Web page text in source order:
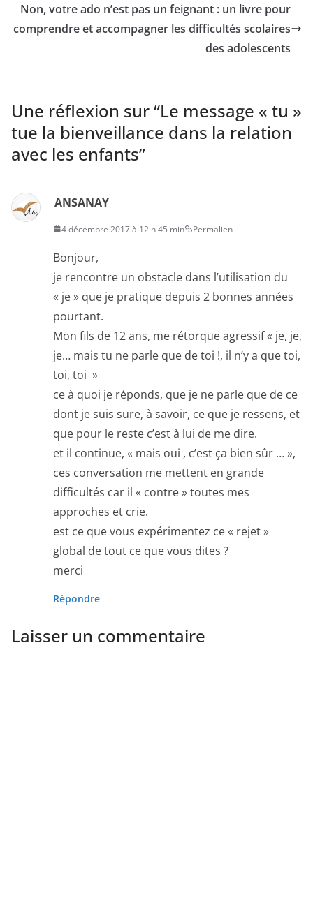
Non, votre ado n’est pas un feignant : un livre pour
comprendre et accompagner les difficultés scolaires
des adolescents
Une réflexion sur “Le message « tu »
tue la bienveillance dans la relation
avec les enfants”
ANSANAY
4 décembre 2017 à 12 h 45 min Permalien
Bonjour,
je rencontre un obstacle dans l’utilisation du
« je » que je pratique depuis 2 bonnes années
pourtant.
Mon fils de 12 ans, me rétorque agressif « je, je,
je… mais tu ne parle que de toi !, il n’y a que toi,
toi, toi »
ce à quoi je réponds, que je ne parle que de ce
dont je suis sure, à savoir, ce que je ressens, et
que pour le reste c’est à lui de me dire.
et il continue, « mais oui , c’est ça bien sûr … »,
ces conversation me mettent en grande
difficultés car il « contre » toutes mes
approches et crie.
est ce que vous expérimentez ce « rejet »
global de tout ce que vous dites ?
merci
Répondre
Laisser un commentaire